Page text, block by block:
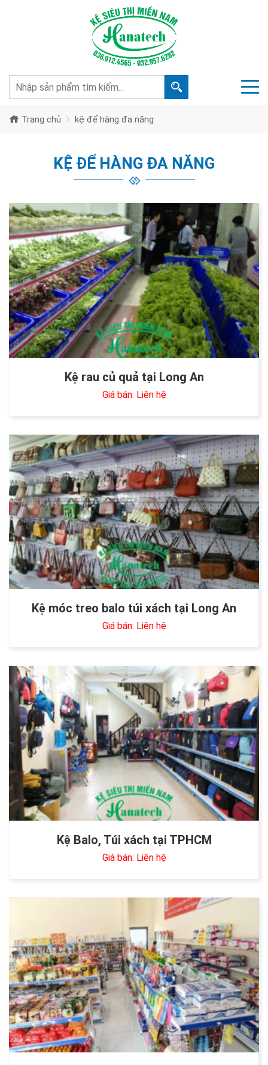
Trang chủ kệ để hàng đa năng
KỆ ĐỂ HÀNG ĐA NĂNG
Kệ rau củ quả tại Long An
Giá bán: Liên hệ
Kệ móc treo balo túi xách tại Long An
Giá bán: Liên hệ
Kệ Balo, Túi xách tại TPHCM
Giá bán: Liên hệ